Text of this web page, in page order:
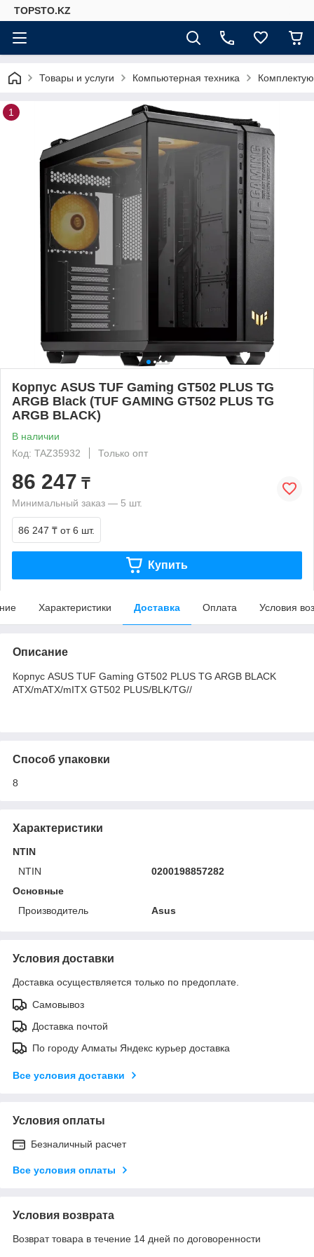
TOPSTO.KZ
Товары и услуги Компьютерная техника
1
Корпус ASUS TUF Gaming GT502 PLUS TG
ARGB Black (TUF GAMING GT502 PLUS TG
ARGB BLACK)
В наличии
Код: TAZ35932
Только опт
86 247 ₸
Минимальный заказ — 5 шт.
86 247 ₸ от 6 шт.
Купить
Характеристики Доставка Оплата Условия
Описание
Корпус ASUS TUF Gaming GT502 PLUS TG ARGB BLACK
ATX/mATX/mITX GT502 PLUS/BLK/TG//
Способ упаковки
8
Характеристики
NTIN
NTIN
0200198857282
Основные
Производитель
Asus
Условия доставки
Доставка осуществляется только по предоплате.
Самовывоз
Доставка почтой
По городу Алматы Яндекс курьер доставка
Все условия доставки
Условия оплаты
Безналичный расчет
Все условия оплаты
Условия возврата
Возврат товара в течение 14 дней по договоренности